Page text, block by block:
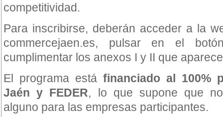
competitividad.
Para inscribirse, deberán acceder a la
commercejaen.es, pulsar en el
cumplimentar los anexos I y II que
El programa está financiado al 100%
Jaén y FEDER, lo que supone que
alguno para las empresas participantes.